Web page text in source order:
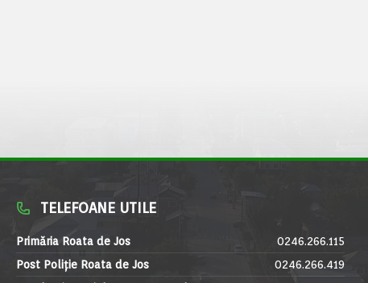
TELEFOANE UTILE
Primăria Roata de Jos
0246.266.115
Post Poliție Roata de Jos
0246.266.419